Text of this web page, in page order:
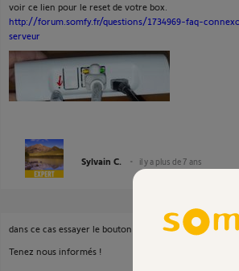
voir ce lien pour le reset de votre box.
http://forum.somfy.fr/questions/1734969-faq-
serveur
Sylvain C. il y a plus de 7 ans
dans ce cas essayer le bouton "SEL"
Tenez nous informés !